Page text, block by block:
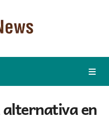
en